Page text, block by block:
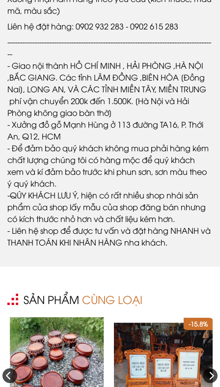
mã, màu sắc)
Liên hệ đặt hàng: 0902 932 283 - 0902 615 283
-----------------------------------------------------------------------------------
--
- Giao nội thành HỒ CHÍ MINH , HẢI PHÒNG ,HÀ NỘI
,BẮC GIANG. Các tỉnh LÂM ĐỒNG ,BIÊN HÒA [Đồng
Nai], LONG AN, VÀ CÁC TỈNH MIỀN TÂY, MIỀN TRUNG
phí vận chuyển 200k đến 1.500K. [Hà Nội và Hải
Phòng không giao bàn thờ]
- Xưởng đồ gỗ Mạnh Hùng ở 113 đường TA16, P. Thới
An, Q12, HCM
- Để đảm bảo quý khách không mua phải hàng kém
chất lượng chúng tôi có hàng mộc để quý khách
xem và kí đảm bảo trước khi phun sơn, sơn màu theo
ý quý khách.
-QÚY KHÁCH LƯU Ý, hiện có rất nhiều shop nhái sản
phẩm của shop lấy mẫu của shop đăng bán nhưng
có kích thước nhỏ hơn và chất liệu kém hơn.
- Liên hệ shop để được tư vấn và đặt hàng NHANH và
THANH TOÁN KHI NHÂN HÀNG nha khách.
SẢN PHẨM CÙNG LOẠI
-15.8%